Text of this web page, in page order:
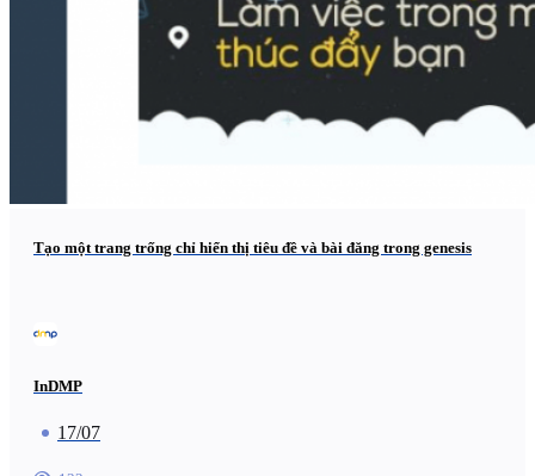
Tạo một trang trống chỉ hiển thị tiêu đề và bài đăng trong genesis
InDMP
17/07